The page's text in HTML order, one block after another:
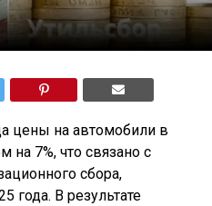
цены на автомобили в
на 7%, что связано с
сбора,
года. В результате